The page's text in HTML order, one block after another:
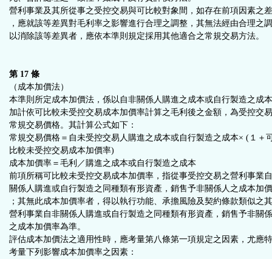
營利事業及其所從事之受控交易與可比較對象間，如存在前項因素之
，應就該等差異對毛利率之影響進行合理之調整，其無法經由合理之
以消除該等差異者，應依本準則規定採用其他適合之常規交易方法。
第 17 條
（成本加價法）
本準則所定成本加價法，係以自非關係人購進之成本或自行製造之成
加計依可比較未受控交易成本加價率計算之毛利後之金額，為受控交
常規交易價格。其計算公式如下：
常規交易價格＝自未受控交易人購進之成本或自行製造之成本× (１＋
比較未受控交易成本加價率)
成本加價率＝毛利／購進之成本或自行製造之成本
前項所稱可比較未受控交易成本加價率，指從事受控交易之營利事業
關係人購進或自行製造之同種類有形資產，銷售予非關係人之成本加
；其無此成本加價率者，得以執行功能、承擔風險及契約條款類似之
營利事業自非關係人購進或自行製造之同種類有形資產，銷售予非關
之成本加價率為準。
評估成本加價法之適用性時，應考量第八條第一項規定之因素，尤應
考量下列影響成本加價率之因素：